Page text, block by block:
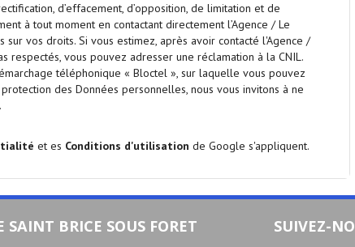
d’effacement, d’opposition, de limitation et de
à tout moment en contactant directement l’Agence / Le
sur vos droits. Si vous estimez, après avoir contacté l'Agence /
vous pouvez adresser une réclamation à la CNIL.
téléphonique « Bloctel », sur laquelle vous pouvez
des Données personnelles, nous vous invitons à ne
et es Conditions d'utilisation de Google s'appliquent.
SAINT BRICE SOUS FORET SUIVEZ-